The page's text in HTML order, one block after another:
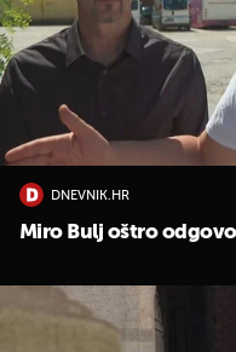
DNEVNIK.HR
Miro Bulj oštro